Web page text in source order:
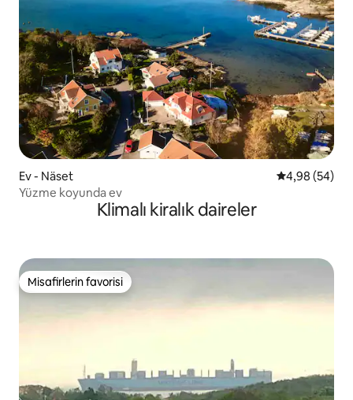
Ev - Näset 5 üzerinden
4,98 (54)
Yüzme koyunda ev
Klimalı kiralık daireler
Misafirlerin favorisi
Misafirlerin favorisi